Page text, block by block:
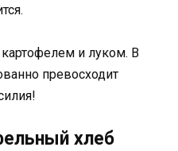
и луком. В
превосходит
хлеб